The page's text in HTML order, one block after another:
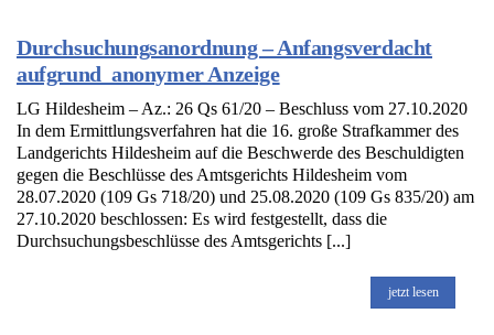
Durchsuchungsanordnung – Anfangsverdacht
aufgrund anonymer Anzeige
LG Hildesheim – Az.: 26 Qs 61/20 – Beschluss vom 27.10.2020
In dem Ermittlungsverfahren hat die 16. große Strafkammer des
Landgerichts Hildesheim auf die Beschwerde des Beschuldigten
gegen die Beschlüsse des Amtsgerichts Hildesheim vom
28.07.2020 (109 Gs 718/20) und 25.08.2020 (109 Gs 835/20) am
27.10.2020 beschlossen: Es wird festgestellt, dass die
Durchsuchungsbeschlüsse des Amtsgerichts [...]
jetzt lesen